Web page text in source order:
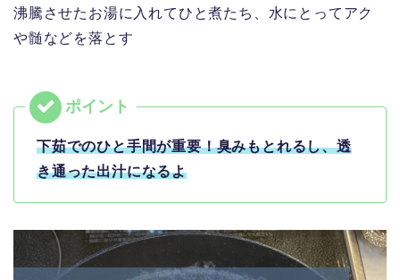
沸騰させたお湯に入れてひと煮たち、水にとってアク
や髄などを落とす
下茹でのひと手間が重要！臭みもとれるし、透
き通った出汁になるよ